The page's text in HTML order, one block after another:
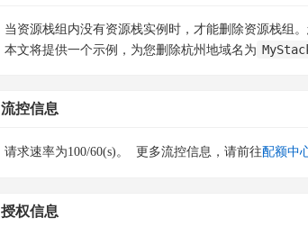
当资源栈组内没有资源栈实例时，才能删除资源栈组
本文将提供一个示例，为您删除杭州地域名为
流控信息
请求速率为100/60(s)。 更多流控信息，请前往配额中
授权信息